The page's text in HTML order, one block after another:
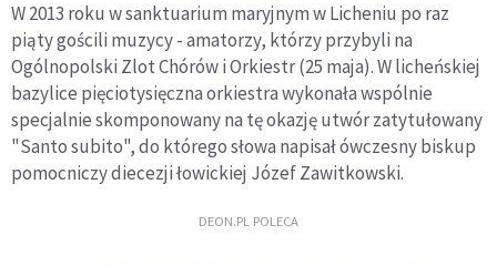
W 2013 roku w sanktuarium maryjnym w Licheniu po raz
piąty gościli muzycy - amatorzy, którzy przybyli na
Ogólnopolski Zlot Chórów i Orkiestr (25 maja). W licheńskiej
bazylice pięciotysięczna orkiestra wykonała wspólnie
specjalnie skomponowany na tę okazję utwór zatytułowany
"Santo subito", do którego słowa napisał ówczesny biskup
pomocniczy diecezji łowickiej Józef Zawitkowski.
DEON.PL POLECA